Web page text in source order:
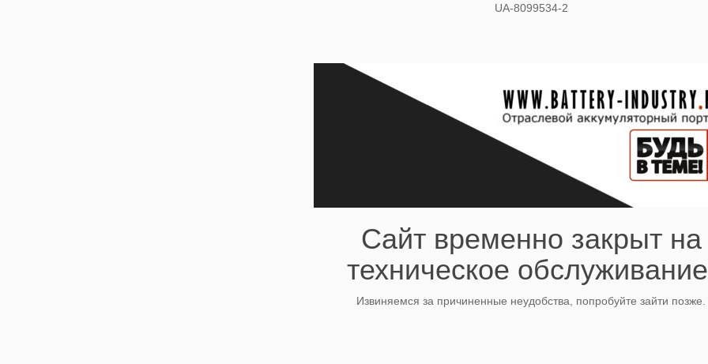
UA-8099534-2
Сайт временно закрыт на
техническое
Извиняемся за причиненные неудобства, попробуйте зайти позже.